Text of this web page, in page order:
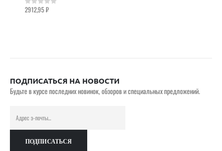
0out of 5
2912,95₽
ПОДПИСАТЬСЯ НА НОВОСТИ
Будьте в курсе последних новинок, обзоров и специальных предложений.